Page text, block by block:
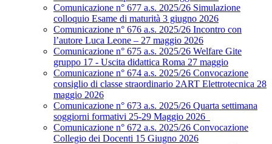
Comunicazione n° 677 a.s. 2025/26 Simulazione
colloquio Esame di maturità 3 giugno 2026
Comunicazione n° 676 a.s. 2025/26 Incontro con
l’autore Luca Leone – 27 maggio 2026
Comunicazione n° 675 a.s. 2025/26 Welfare Gite
gruppo 17 - Uscita didattica Roma 27 maggio
Comunicazione n° 674 a.s. 2025/26 Convocazione
consiglio di classe straordinario 2ART Elettrotecnica 28
maggio 2026
Comunicazione n° 673 a.s. 2025/26 Quarta settimana
soggiorni formativi 25-29 Maggio 2026
Comunicazione n° 672 a.s. 2025/26 Convocazione
Collegio dei Docenti 15 Giugno 2026